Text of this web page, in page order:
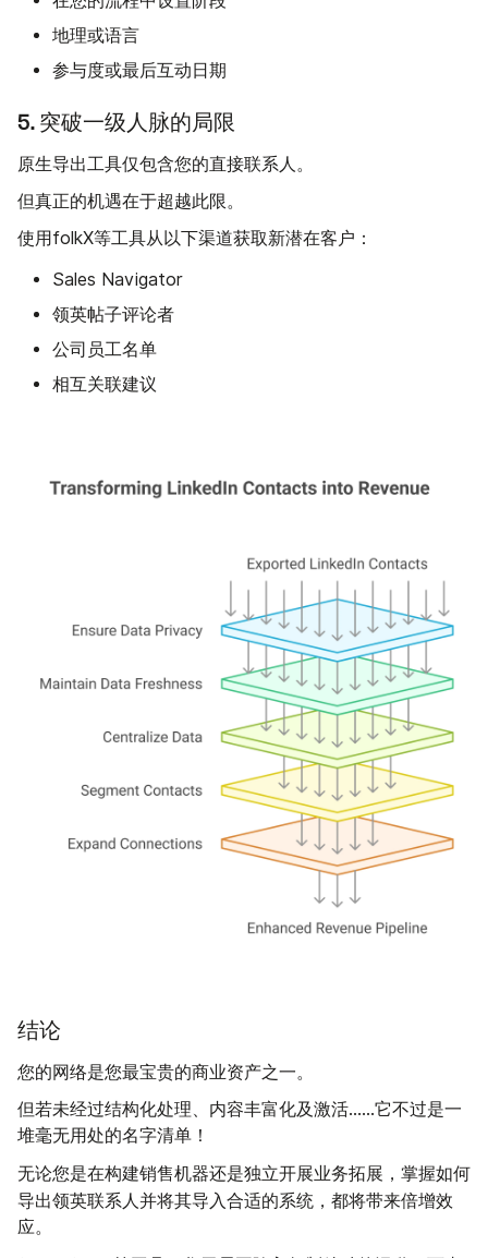
地理或语言
参与度或最后互动日期
5. 突破一级人脉的局限
原生导出工具仅包含您的直接联系人。
但真正的机遇在于超越此限。
使用folkX等工具从以下渠道获取新潜在客户：
Sales Navigator
领英帖子评论者
公司员工名单
相互关联建议
结论
您的网络是您最宝贵的商业资产之一。
但若未经过结构化处理、内容丰富化及激活……它不过是一
堆毫无用处的名字清单！
无论您是在构建销售机器还是独立开展业务拓展，掌握如何
导出领英联系人并将其导入合适的系统，都将带来倍增效
应。